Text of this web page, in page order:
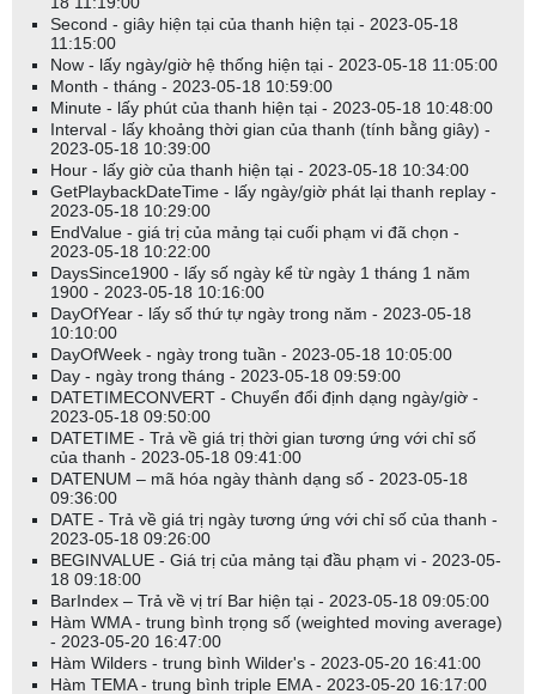
Second - giây hiện tại của thanh hiện tại - 2023-05-18
11:15:00
Now - lấy ngày/giờ hệ thống hiện tại - 2023-05-18 11:05:00
Month - tháng - 2023-05-18 10:59:00
Minute - lấy phút của thanh hiện tại - 2023-05-18 10:48:00
Interval - lấy khoảng thời gian của thanh (tính bằng giây) -
2023-05-18 10:39:00
Hour - lấy giờ của thanh hiện tại - 2023-05-18 10:34:00
GetPlaybackDateTime - lấy ngày/giờ phát lại thanh replay -
2023-05-18 10:29:00
EndValue - giá trị của mảng tại cuối phạm vi đã chọn -
2023-05-18 10:22:00
DaysSince1900 - lấy số ngày kể từ ngày 1 tháng 1 năm
1900 - 2023-05-18 10:16:00
DayOfYear - lấy số thứ tự ngày trong năm - 2023-05-18
10:10:00
DayOfWeek - ngày trong tuần - 2023-05-18 10:05:00
Day - ngày trong tháng - 2023-05-18 09:59:00
DATETIMECONVERT - Chuyển đổi định dạng ngày/giờ -
2023-05-18 09:50:00
DATETIME - Trả về giá trị thời gian tương ứng với chỉ số
của thanh - 2023-05-18 09:41:00
DATENUM – mã hóa ngày thành dạng số - 2023-05-18
09:36:00
DATE - Trả về giá trị ngày tương ứng với chỉ số của thanh -
2023-05-18 09:26:00
BEGINVALUE - Giá trị của mảng tại đầu phạm vi - 2023-05-
18 09:18:00
BarIndex – Trả về vị trí Bar hiện tại - 2023-05-18 09:05:00
Hàm WMA - trung bình trọng số (weighted moving average)
- 2023-05-20 16:47:00
Hàm Wilders - trung bình Wilder's - 2023-05-20 16:41:00
Hàm TEMA - trung bình triple EMA - 2023-05-20 16:17:00